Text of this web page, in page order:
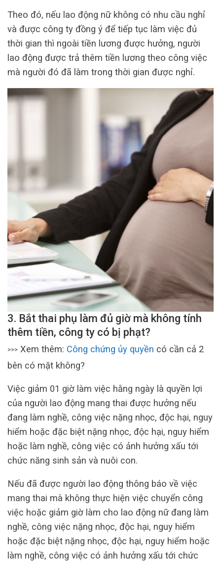
Theo đó, nếu lao động nữ không có nhu cầu nghỉ
và được công ty đồng ý để tiếp tục làm việc đủ
thời gian thì ngoài tiền lương được hưởng, người
lao động được trả thêm tiền lương theo công việc
mà người đó đã làm trong thời gian được nghỉ.
3. Bắt thai phụ làm đủ giờ mà không tính
thêm tiền, công ty có bị phạt?
>>> Xem thêm: Công chứng ủy quyền có cần cả 2
bên có mặt không?
Việc giảm 01 giờ làm việc hằng ngày là quyền lợi
của người lao động mang thai được hưởng nếu
đang làm nghề, công việc nặng nhọc, độc hại, nguy
hiểm hoặc đặc biệt nặng nhọc, độc hại, nguy hiểm
hoặc làm nghề, công việc có ảnh hưởng xấu tới
chức năng sinh sản và nuôi con.
Nếu đã được người lao động thông báo về việc
mang thai mà không thực hiện việc chuyển công
việc hoặc giảm giờ làm cho lao động nữ đang làm
nghề, công việc nặng nhọc, độc hại, nguy hiểm
hoặc đặc biệt nặng nhọc, độc hại, nguy hiểm hoặc
làm nghề, công việc có ảnh hưởng xấu tới chức